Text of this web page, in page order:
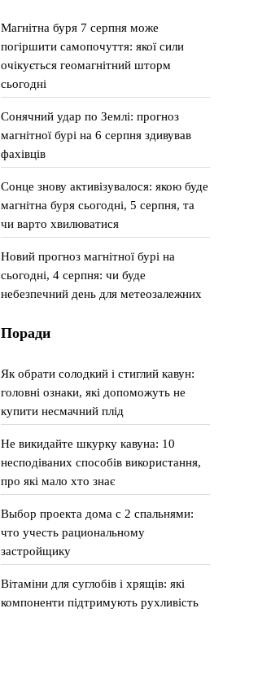
Магнітна буря 7 серпня може
погіршити самопочуття: якої сили
очікується геомагнітний шторм
сьогодні
Сонячний удар по Землі: прогноз
магнітної бурі на 6 серпня здивував
фахівців
Сонце знову активізувалося: якою буде
магнітна буря сьогодні, 5 серпня, та
чи варто хвилюватися
Новий прогноз магнітної бурі на
сьогодні, 4 серпня: чи буде
небезпечний день для метеозалежних
Поради
Як обрати солодкий і стиглий кавун:
головні ознаки, які допоможуть не
купити несмачний плід
Не викидайте шкурку кавуна: 10
несподіваних способів використання,
про які мало хто знає
Выбор проекта дома с 2 спальнями:
что учесть рациональному
застройщику
Вітаміни для суглобів і хрящів: які
компоненти підтримують рухливість